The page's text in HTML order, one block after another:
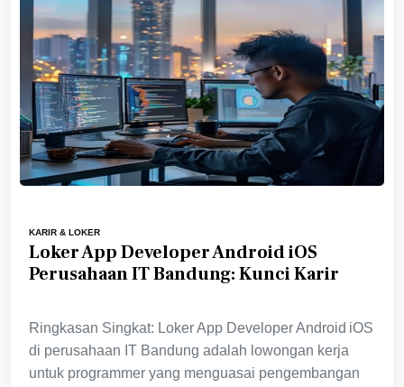
KARIR & LOKER
Loker App Developer Android iOS
Perusahaan IT Bandung: Kunci Karir
Ringkasan Singkat: Loker App Developer Android iOS
di perusahaan IT Bandung adalah lowongan kerja
untuk programmer yang menguasai pengembangan